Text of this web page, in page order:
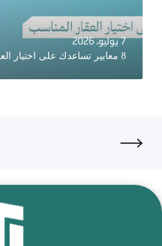
7 يوليو، 2026
8 معايير تساعدك على اختيار العقار المناسب